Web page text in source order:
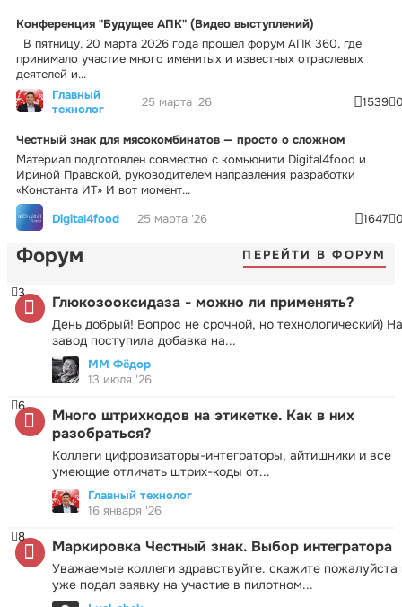
Конференция "Будущее АПК" (Видео выступлений)
В пятницу, 20 марта 2026 года прошел форум АПК 360, где
принимало участие много именитых и известных отраслевых
деятелей и...
Главный
технолог
25 марта '26 1539
Честный знак для мясокомбинатов — просто о сложном
Материал подготовлен совместно с комьюнити Digital4food и
Ириной Правской, руководителем направления разработки
«Константа ИТ» И вот момент...
Digital4food
25 марта '26 1647
Форум ПЕРЕЙТИ В ФОРУМ
Глюкозооксидаза - можно ли применять?
День добрый! Вопрос не срочной, но технологический) На
завод поступила добавка на...
3
ММ Фёдор
13 июля '26
Много штрихкодов на этикетке. Как в них
разобраться?
Коллеги цифровизаторы-интеграторы, айтишники и все
умеющие отличать штрих-коды от...
6
Главный технолог
16 января '26
Маркировка Честный знак. Выбор интегратора
Уважаемые коллеги здравствуйте. скажите пожалуйста
уже подал заявку на участие в пилотном...
8